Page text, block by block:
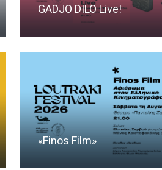
GADJO DILO Live!
«Finos Film»